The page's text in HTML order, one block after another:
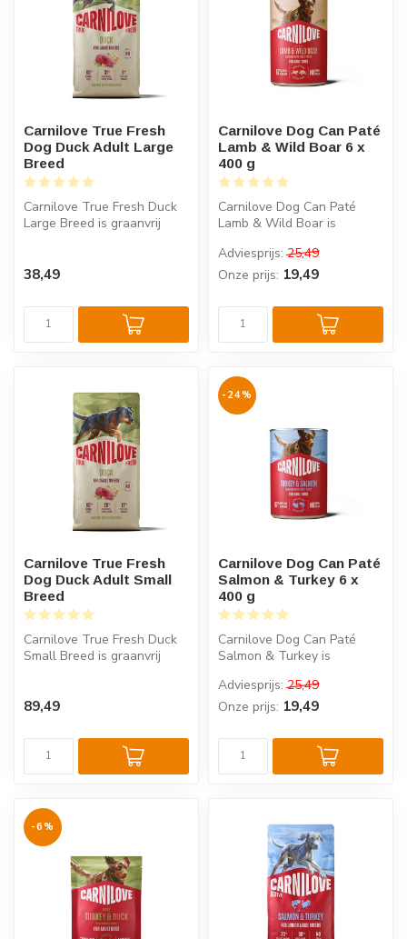
Carnilove True Fresh
Dog Duck Adult Large
Breed
Carnilove True Fresh Duck
Large Breed is graanvrij
38,49
Carnilove Dog Can Paté
Lamb & Wild Boar 6 x
400 g
Carnilove Dog Can Paté
Lamb & Wild Boar is
natvoer voor vo...
Adviesprijs: 25,49
Onze prijs: 19,49
Carnilove True Fresh
Dog Duck Adult Small
Breed
Carnilove True Fresh Duck
Small Breed is graanvrij
89,49
-24%
Carnilove Dog Can Paté
Salmon & Turkey 6 x
400 g
Carnilove Dog Can Paté
Salmon & Turkey is
natvoer voor vol...
Adviesprijs: 25,49
Onze prijs: 19,49
-6%